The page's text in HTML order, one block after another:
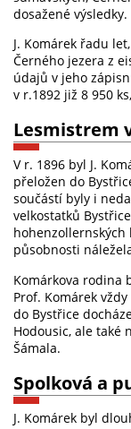
dosažené výsledky.
J. Komárek řadu
Černého jezera z
údajů v jeho
v r.1892 již 8 950
Lesmistrem
V r. 1896 byl J.
přeložen do
součástí byly i
velkostatků
hohenzollernských
působnosti
Komárkova rodina
Prof. Komárek
do Bystřice
Hodousic, ale také
Šámala.
Spolková a
J. Komárek byl